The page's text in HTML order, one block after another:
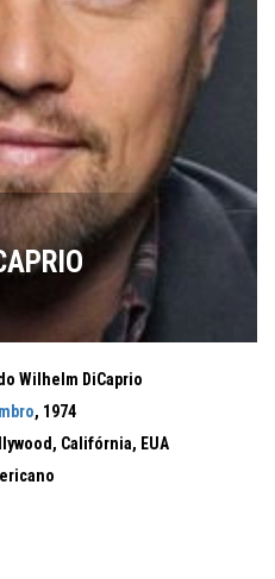
Wilhelm DiCaprio
, 1974
Califórnia, EUA